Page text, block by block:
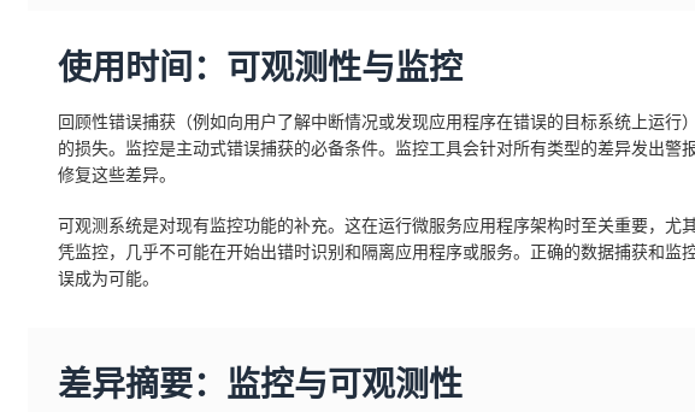
使用时间：可观测性与监控
回顾性错误捕获（例如向用户了解中断情况或发现应用程序在错误的目标系统上运行
的损失。监控是主动式错误捕获的必备条件。监控工具会针对所有类型的差异发出警
修复这些差异。
可观测系统是对现有监控功能的补充。这在运行微服务应用程序架构时至关重要，尤
凭监控，几乎不可能在开始出错时识别和隔离应用程序或服务。正确的数据捕获和监
误成为可能。
差异摘要：监控与可观测性